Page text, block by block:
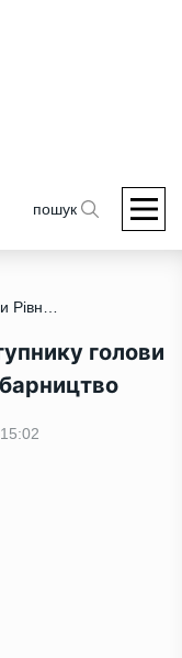
пошук
/ ВАКС оголосив вирок заступнику голови Рівненської облради за хабарництво
голови